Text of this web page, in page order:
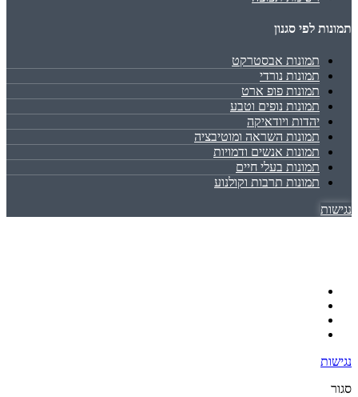
תמונות לפי סגנון
תמונות אבסטרקט
תמונות נורדי
תמונות פופ ארט
תמונות נופים וטבע
יהדות ויודאיקה
תמונות השראה ומוטיבציה
תמונות אנשים ודמויות
תמונות בעלי חיים
תמונות תרבות וקולנוע
נגישות
נגישות
סגור